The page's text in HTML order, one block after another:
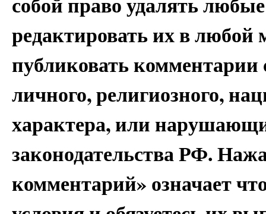
редактировать их в
публиковать
личного, религиозного,
характера, или
законодательства РФ.
комментарий» означает